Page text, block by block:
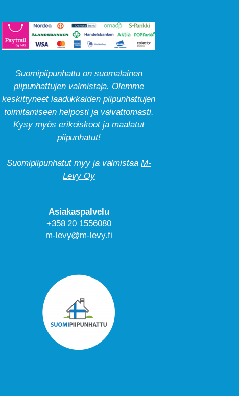
Suomipiipunhattu on suomalainen
piipunhattujen valmistaja. Olemme
keskittyneet laadukkaiden piipunhattujen
toimitamiseen helposti ja vaivattomasti.
Kysy myös erikoiskoot ja maalatut
piipunhatut!
Suomipiipunhatut myy ja valmistaaM-
Levy Oy
Asiakaspalvelu
+358 20 1556080
m-levy@m-levy.fi